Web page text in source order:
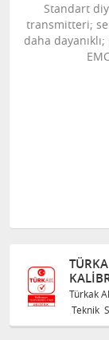
Standart
transmitteri;
daha
AKREDITE
Akredite Gaz
Servis Hizmetleri